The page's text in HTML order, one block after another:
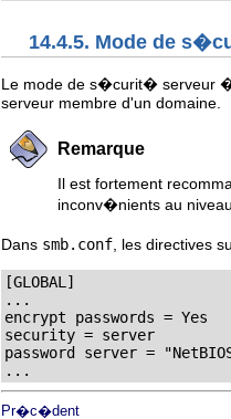
14.4.5. Mode de
Le mode de s�curit� serveur
serveur membre d'un domaine.
Remarque
Il est fortement
inconv�nients au
Dans smb.conf , les directives
[GLOBAL]
...
encrypt passwords = Yes
security = server
password server =
...
Pr�c�dent